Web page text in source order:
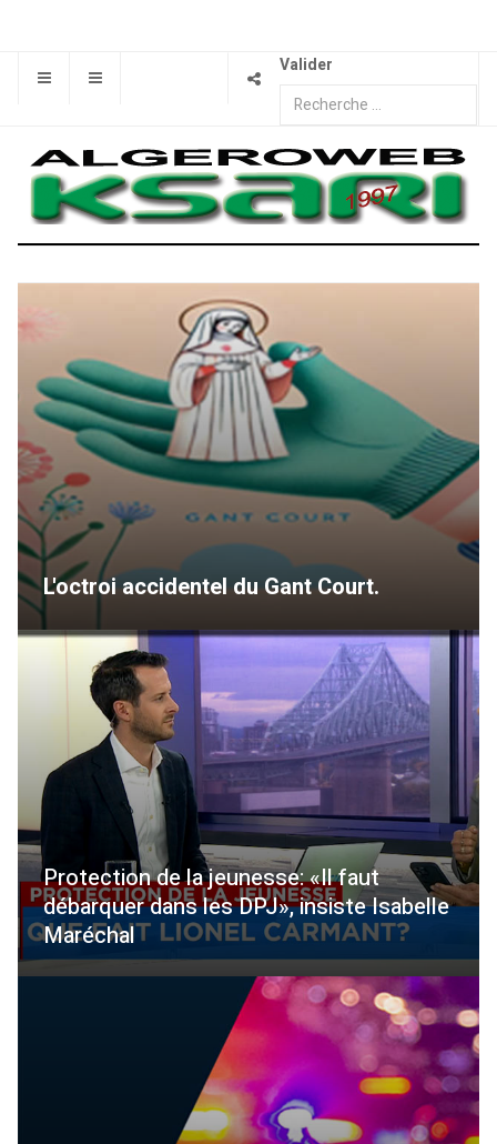
Valider
L'octroi accidentel du Gant Court.
Protection de la jeunesse: «Il faut
débarquer dans les DPJ», insiste Isabelle
Maréchal